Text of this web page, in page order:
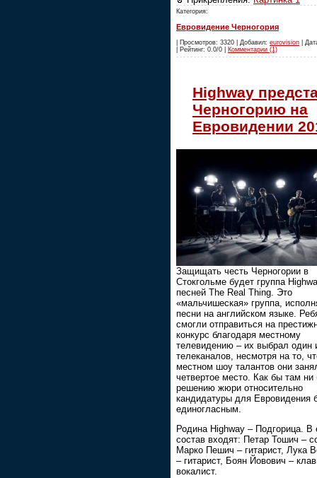
Категория:
Евровидение Черногория
| Просмотров: 3320 | Добавил: eurovision |
| Рейтинг: 0.0/0 | Комментарии (1)
Highway
Черногорию на
Евровидении
Защищать честь Черногории в
Стокгольме будет группа
песней The Real Thing. Это
«мальчишеская» группа,
песни на английском языке.
смогли отправиться на
конкурс благодаря местному
телевидению – их выбрал один
телеканалов, несмотря на то,
местном шоу талантов они
четвертое место. Как бы там
решению жюри относительно
кандидатуры для Евровидения
единогласным.
Родина Highway – Подгорица. В
состав входят: Петар Тошич –
Марко Пешич – гитарист, Лука
– гитарист, Боян Йовович –
вокалист.